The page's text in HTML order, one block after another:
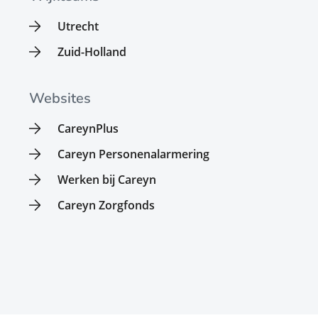
Utrecht
Zuid-Holland
Websites
CareynPlus
Careyn Personenalarmering
Werken bij Careyn
Careyn Zorgfonds